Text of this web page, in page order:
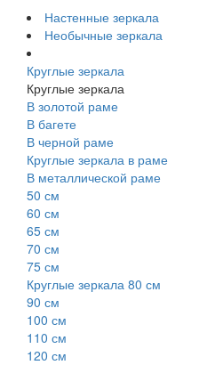
Настенные зеркала
Необычные зеркала
Круглые зеркала
Круглые зеркала
В золотой раме
В багете
В черной раме
Круглые зеркала в раме
В металлической раме
50 см
60 см
65 см
70 см
75 см
Круглые зеркала 80 см
90 см
100 см
110 см
120 см